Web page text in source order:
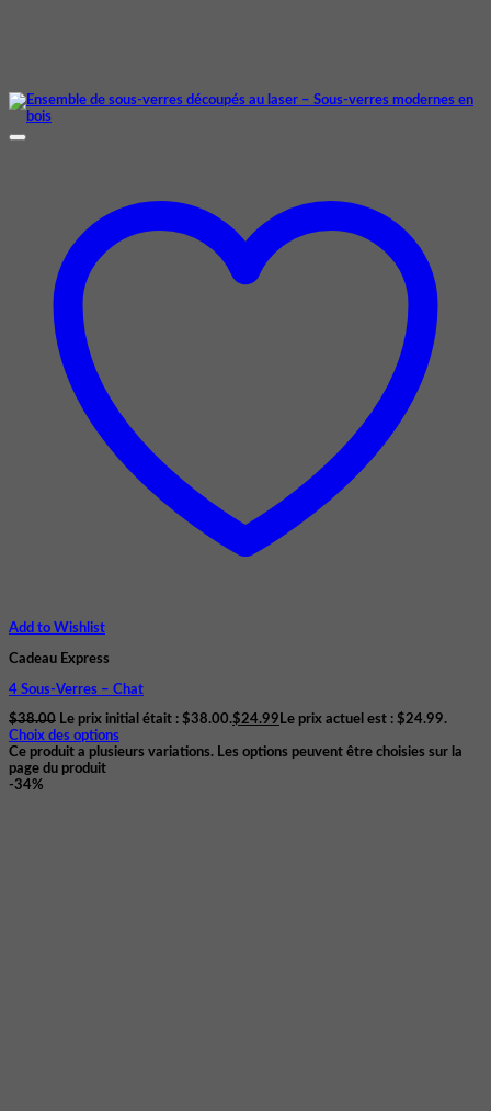
Add to Wishlist
Cadeau Express
4 Sous-Verres – Chat
$38.00 Le prix initial était : $38.00.$24.99 Le prix actuel est : $24.99.
Choix des options
Ce produit a plusieurs variations. Les options peuvent être choisies sur la
page du produit
-34%